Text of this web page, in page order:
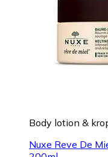
Body lotion &
Nuxe Reve De